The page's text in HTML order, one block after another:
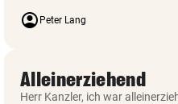
account_circle Peter Lang
Alleinerziehend
Herr Kanzler, ich war